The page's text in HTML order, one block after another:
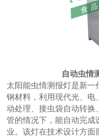
自动虫情
太阳能虫情测报灯是新一
钢材料，利用现代光、电
动处理、接虫袋自动转换
管的情况下，能自动完
业。该灯在技术设计方